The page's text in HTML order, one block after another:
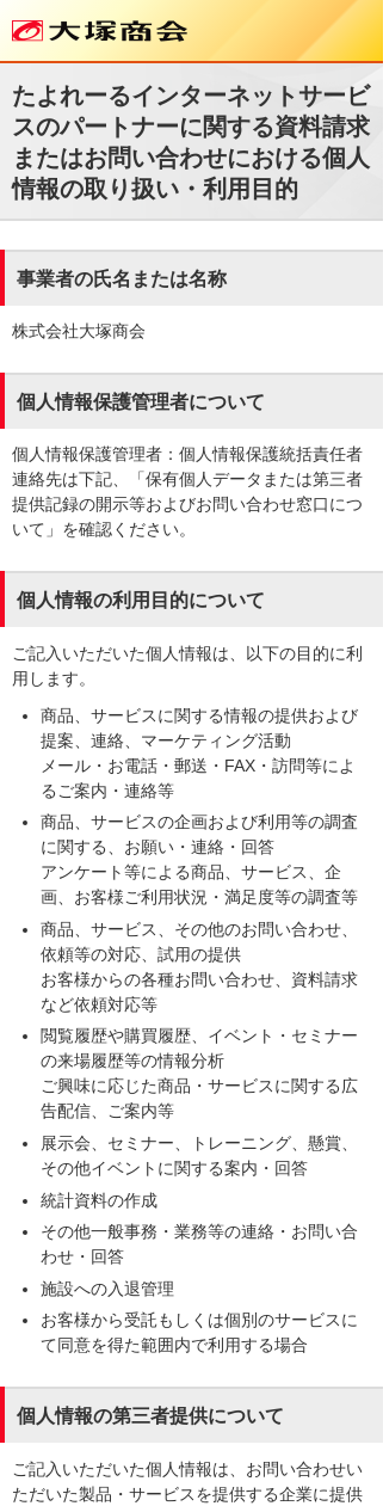
たよれーるインターネットサービ
スのパートナーに関する資料請求
またはお問い合わせにおける個人
情報の取り扱い・利用目的
事業者の氏名または名称
株式会社大塚商会
個人情報保護管理者について
個人情報保護管理者：個人情報保護統括責任者
連絡先は下記、「保有個人データまたは第三者
提供記録の開示等およびお問い合わせ窓口につ
いて」を確認ください。
個人情報の利用目的について
ご記入いただいた個人情報は、以下の目的に利
用します。
商品、サービスに関する情報の提供および
提案、連絡、マーケティング活動
メール・お電話・郵送・FAX・訪問等によ
るご案内・連絡等
商品、サービスの企画および利用等の調査
に関する、お願い・連絡・回答
アンケート等による商品、サービス、企
画、お客様ご利用状況・満足度等の調査等
商品、サービス、その他のお問い合わせ、
依頼等の対応、試用の提供
お客様からの各種お問い合わせ、資料請求
など依頼対応等
閲覧履歴や購買履歴、イベント・セミナー
の来場履歴等の情報分析
ご興味に応じた商品・サービスに関する広
告配信、ご案内等
展示会、セミナー、トレーニング、懸賞、
その他イベントに関する案内・回答
統計資料の作成
その他一般事務・業務等の連絡・お問い合
わせ・回答
施設への入退管理
お客様から受託もしくは個別のサービスに
て同意を得た範囲内で利用する場合
個人情報の第三者提供について
ご記入いただいた個人情報は、お問い合わせい
ただいた製品・サービスを提供する企業に提供